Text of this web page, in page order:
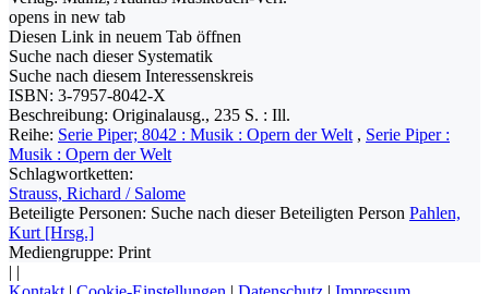
opens in new tab
Diesen Link in neuem Tab öffnen
Suche nach dieser Systematik
Suche nach diesem Interessenskreis
ISBN: 3-7957-8042-X
Beschreibung: Originalausg., 235 S. : Ill.
Reihe: Serie Piper; 8042 : Musik : Opern der Welt , Serie Piper :
Musik : Opern der Welt
Schlagwortketten:
Strauss, Richard / Salome
Beteiligte Personen: Suche nach dieser Beteiligten Person Pahlen,
Kurt [Hrsg.]
Mediengruppe: Print
| |